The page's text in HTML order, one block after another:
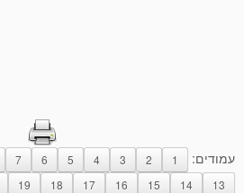
עמודים: 1
2
3
4
5
6
7
13
14
15
16
17
18
19